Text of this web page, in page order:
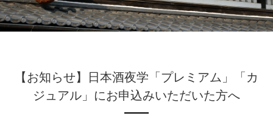
【お知らせ】日本酒夜学「プレミアム」「カ
ジュアル」にお申込みいただいた方へ